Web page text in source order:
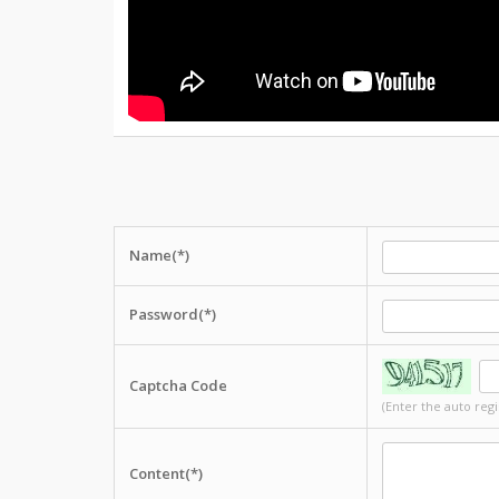
Name(*)
Password(*)
Captcha Code
(Enter the auto
Content(*)